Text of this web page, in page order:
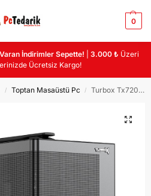
0
İndirimler Sepette! |3.000 ₺ Üzeri
Ücretsiz Kargo!
/ Toptan Masaüstü Pc / Turbox Tx7204 i5 6400 16GB DDR4 512GB M.2 NVMe SSD SADECE KASA